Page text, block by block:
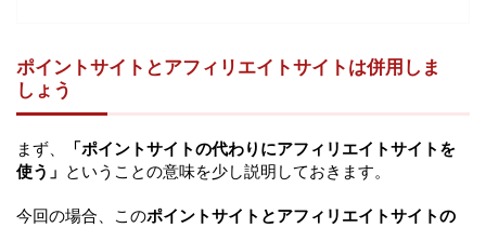
ポイントサイトとアフィリエイトサイトは併用しま
しょう
まず、
「ポイントサイトの代わりにアフィリエイトサイトを
使う」 ということの意味を少し説明しておきます。
今回の場合、このポイントサイトとアフィリエイトサイトの